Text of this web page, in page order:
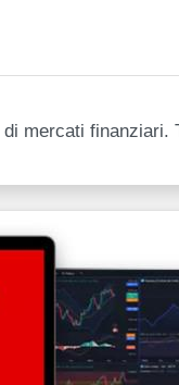
mercati finanziari.